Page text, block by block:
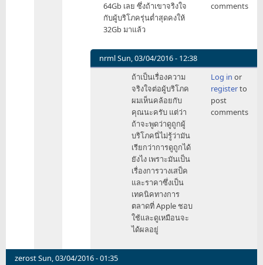
64Gb เลย ซึ่งถ้าเขาจริงใจ
กับผู้บริโภครุ่นต่ำสุดคงให้
32Gb มาแล้ว
comments
nrmlSun, 03/04/2016 - 12:38
In
ถ้าเป็นเรื่องความ
จริงใจต่อผู้บริโภค
ผมเห็นคล้อยกับ
คุณนะครับ แต่ว่า
ถ้าจะพูดว่าดูถูกผู้
บริโภคนี่ไม่รู้ว่ามัน
เรียกว่าการดูถูกได้
ยังไง เพราะมันเป็น
เรื่องการวางเสป็ค
และราคาซึ่งเป็น
เทคนิคทางการ
ตลาดที่ Apple ชอบ
ใช้และดูเหมือนจะ
ได้ผลอยู่
Log in or
registerto
post
comments
zerostSun, 03/04/2016 - 01:35